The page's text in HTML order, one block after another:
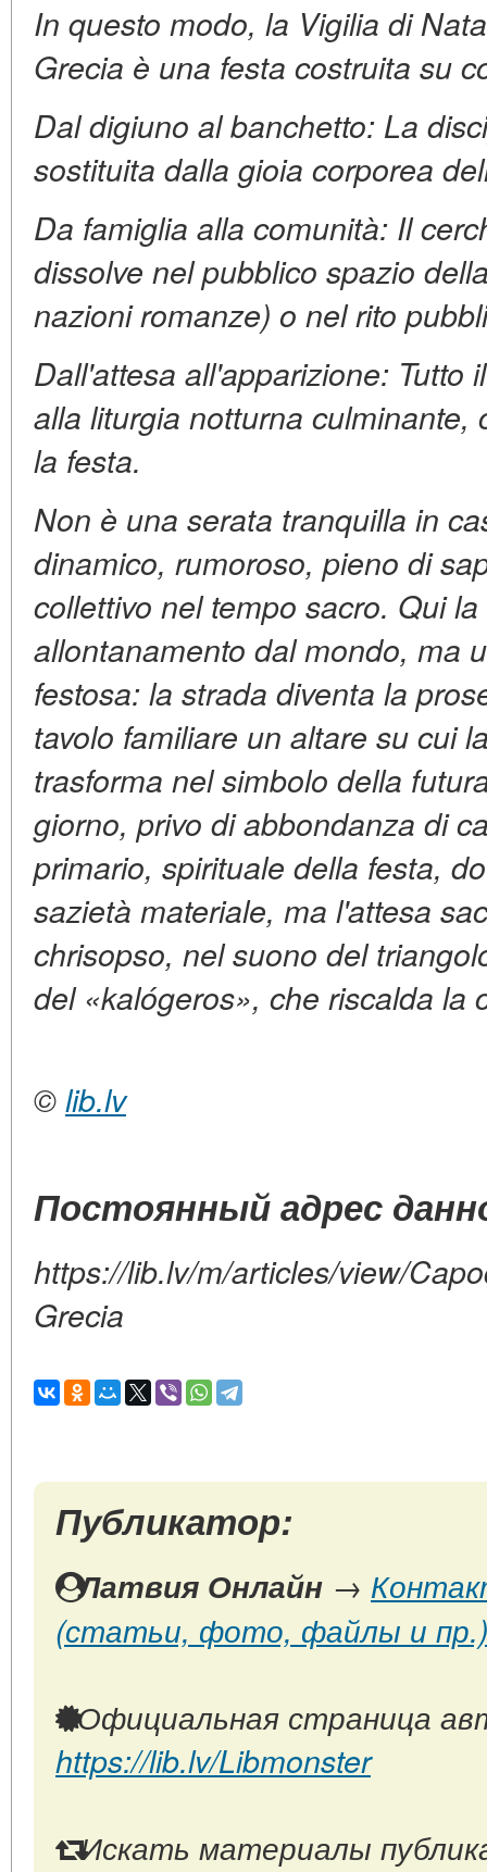
In questo modo, la Vigilia di
Grecia è una festa costruita su
Dal digiuno al banchetto: La
sostituita dalla gioia corporea
Da famiglia alla comunità: Il
dissolve nel pubblico spazio
nazioni romanze) o nel rito
Dall'attesa all'apparizione: Tutto
alla liturgia notturna
la festa.
Non è una serata tranquilla in
dinamico, rumoroso, pieno di
collettivo nel tempo sacro. Qui
allontanamento dal mondo, ma
festosa: la strada diventa la
tavolo familiare un altare su cui
trasforma nel simbolo della
giorno, privo di abbondanza di
primario, spirituale della festa,
sazietà materiale, ma l'attesa
chrisopso, nel suono del
del «kalógeros», che riscalda la
© lib.lv
Постоянный адрес
https://lib.lv/m/articles/view/
Grecia
Публикатор:
Латвия Онлайн →
(статьи, фото, файлы и пр.)
Официальная страница
https://lib.lv/Libmonster
Искать материалы